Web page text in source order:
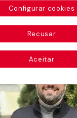
sobrevivência
Configurar cookies
Recusar
Aceitar